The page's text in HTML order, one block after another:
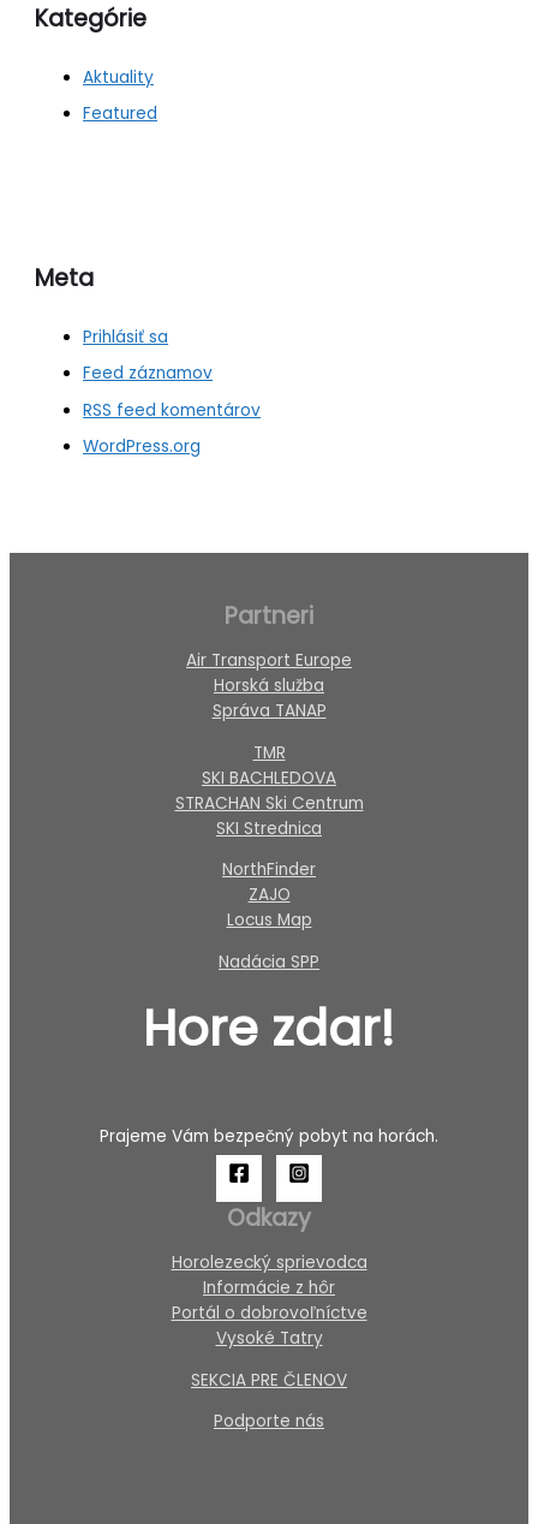
Kategórie
Aktuality
Featured
Meta
Prihlásiť sa
Feed záznamov
RSS feed komentárov
WordPress.org
Partneri
Air Transport Europe
Horská služba
Správa TANAP
TMR
SKI BACHLEDOVA
STRACHAN Ski Centrum
SKI Strednica
NorthFinder
ZAJO
Locus Map
Nadácia SPP
Hore zdar!
Prajeme Vám bezpečný pobyt na horách.
Odkazy
Horolezecký sprievodca
Informácie z hôr
Portál o dobrovoľníctve
Vysoké Tatry
SEKCIA PRE ČLENOV
Podporte nás